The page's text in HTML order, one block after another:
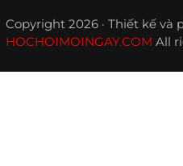
Copyright 2026 · Thiết kế và
HOCHOIMOINGAY.COM All